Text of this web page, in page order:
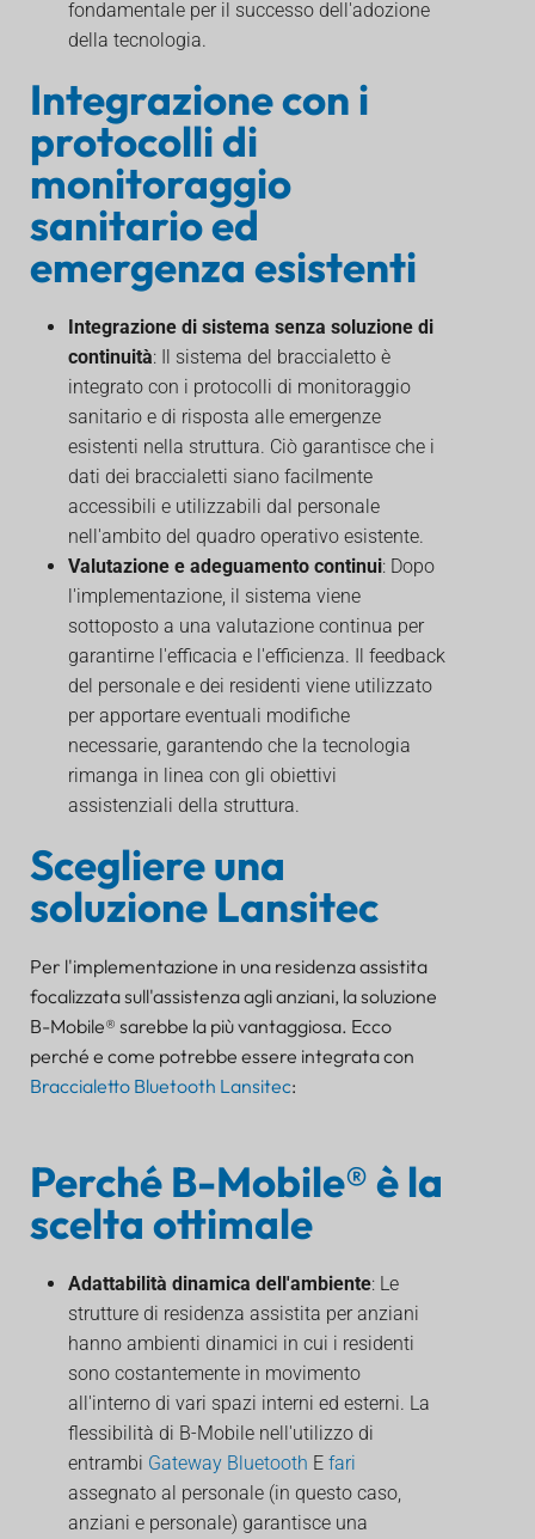
fondamentale per il successo dell'adozione
della tecnologia.
Integrazione con i
protocolli di
monitoraggio
sanitario ed
emergenza esistenti
Integrazione di sistema senza soluzione di
continuità: Il sistema del braccialetto è
integrato con i protocolli di monitoraggio
sanitario e di risposta alle emergenze
esistenti nella struttura. Ciò garantisce che i
dati dei braccialetti siano facilmente
accessibili e utilizzabili dal personale
nell'ambito del quadro operativo esistente.
Valutazione e adeguamento continui: Dopo
l'implementazione, il sistema viene
sottoposto a una valutazione continua per
garantirne l'efficacia e l'efficienza. Il feedback
del personale e dei residenti viene utilizzato
per apportare eventuali modifiche
necessarie, garantendo che la tecnologia
rimanga in linea con gli obiettivi
assistenziali della struttura.
Scegliere una
soluzione Lansitec
Per l'implementazione in una residenza assistita
focalizzata sull'assistenza agli anziani, la soluzione
B-Mobile® sarebbe la più vantaggiosa. Ecco
perché e come potrebbe essere integrata con
Braccialetto Bluetooth Lansitec:
Perché B-Mobile® è la
scelta ottimale
Adattabilità dinamica dell'ambiente: Le
strutture di residenza assistita per anziani
hanno ambienti dinamici in cui i residenti
sono costantemente in movimento
all'interno di vari spazi interni ed esterni. La
flessibilità di B-Mobile nell'utilizzo di
entrambi Gateway Bluetooth E fari
assegnato al personale (in questo caso,
anziani e personale) garantisce una